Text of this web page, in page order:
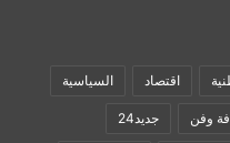
اقتصاد السياسية
وفن جديد24